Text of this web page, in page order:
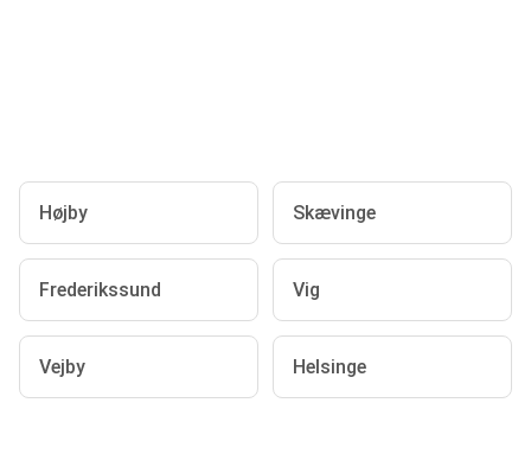
Højby Skævinge
Frederikssund Vig
Vejby Helsinge